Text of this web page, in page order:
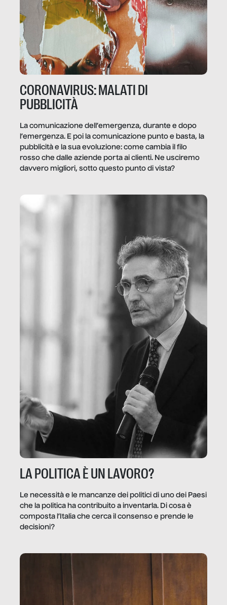
CORONAVIRUS: MALATI DI
PUBBLICITÀ
La comunicazione dell’emergenza, durante e dopo
l’emergenza. E poi la comunicazione punto e basta, la
pubblicità e la sua evoluzione: come cambia il filo
rosso che dalle aziende porta ai clienti. Ne usciremo
davvero migliori, sotto questo punto di vista?
LA POLITICA È UN LAVORO?
Le necessità e le mancanze dei politici di uno dei Paesi
che la politica ha contribuito a inventarla. Di cosa è
composta l’Italia che cerca il consenso e prende le
decisioni?